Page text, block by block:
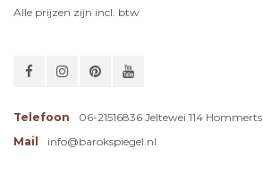
Alle prijzen zijn incl. btw
Telefoon
06-21516836 Jeltewei 114 Hommerts
Mail
info@barokspiegel.nl